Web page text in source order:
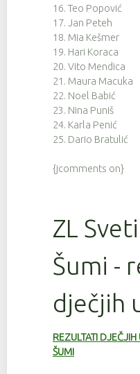
16. Teo
17. Jan Peteh
18. Mia
19. Hari
20. Vito
21. Maura
22. Noel Babić
23. Nina Puniš
24. Karla
25. Dario
{jcomments on}
ZL
Šumi -
dječjih
REZULTATI
ŠUMI